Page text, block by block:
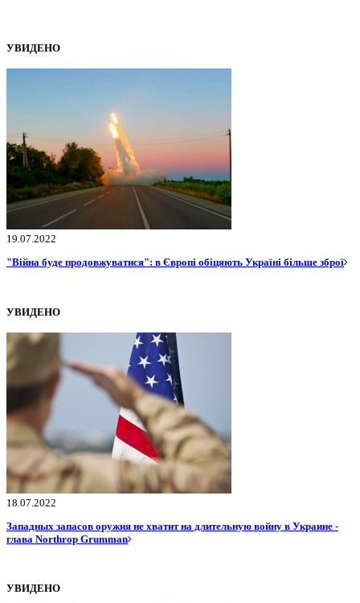
УВИДЕНО
19.07.2022
"Війна буде продовжуватися": в Європі обіцяють Україні більше зброї
УВИДЕНО
18.07.2022
Западных запасов оружия не хватит на длительную войну в Украине -
глава Northrop Grumman
УВИДЕНО